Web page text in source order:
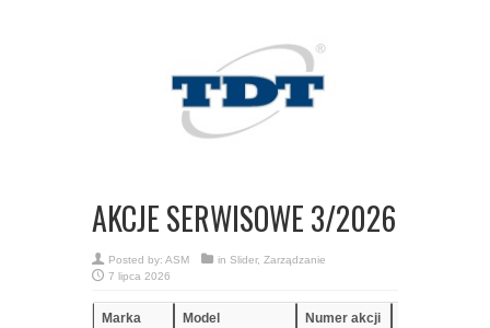
AKCJE SERWISOWE 3/2026
Posted by: ASM in Slider, Zarządzanie
7 lipca 2026
Marka Model
Numer akcji